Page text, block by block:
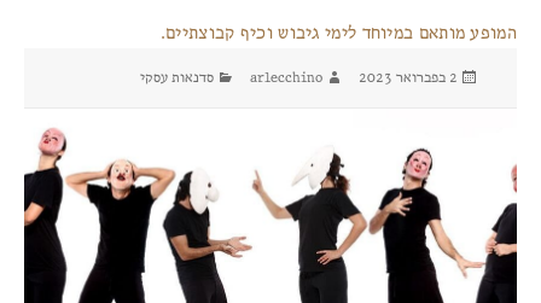
המופע מותאם במיוחד לימי גיבוש וכיף קבוצתיים.
פורסם
2 בפברואר 2023 מחבר
arlecchino קטגוריות
סדנאות עסקי